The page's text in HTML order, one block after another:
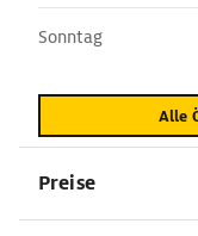
Sonntag
Alle
Preise